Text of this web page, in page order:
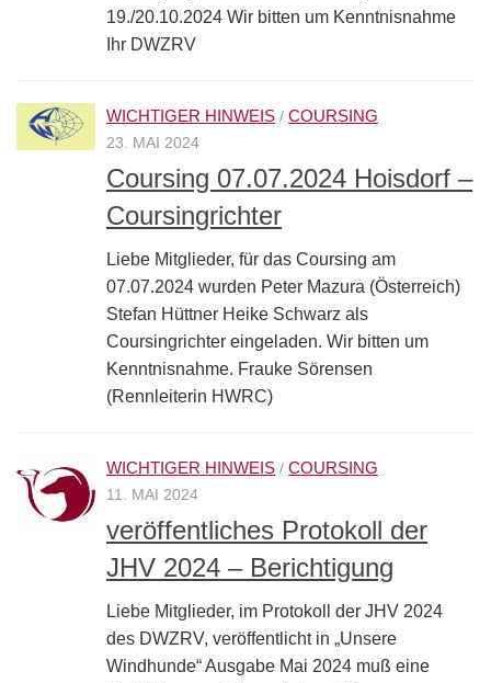
19./20.10.2024 Wir bitten um Kenntnisnahme
Ihr DWZRV
WICHTIGER HINWEIS / COURSING
23. MAI 2024
Coursing 07.07.2024 Hoisdorf –
Coursingrichter
Liebe Mitglieder, für das Coursing am
07.07.2024 wurden Peter Mazura (Österreich)
Stefan Hüttner Heike Schwarz als
Coursingrichter eingeladen. Wir bitten um
Kenntnisnahme. Frauke Sörensen
(Rennleiterin HWRC)
WICHTIGER HINWEIS / COURSING
11. MAI 2024
veröffentliches Protokoll der
JHV 2024 – Berichtigung
Liebe Mitglieder, im Protokoll der JHV 2024
des DWZRV, veröffentlicht in „Unsere
Windhunde“ Ausgabe Mai 2024 muß eine